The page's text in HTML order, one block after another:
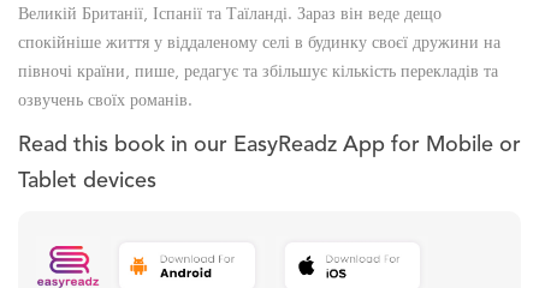
Великій Британії, Іспанії та Таїланді. Зараз він веде дещо
спокійніше життя у віддаленому селі в будинку своєї дружини на
півночі країни, пише, редагує та збільшує кількість перекладів та
озвучень своїх романів.
Read this book in our EasyReadz App for Mobile or
Tablet devices